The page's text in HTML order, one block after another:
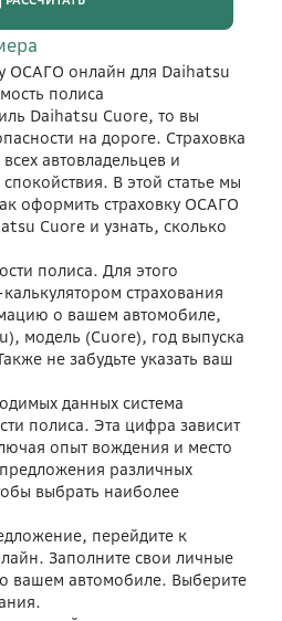
ОСАГО онлайн для Daihatsu
полиса
Daihatsu Cuore, то вы
на дороге. Страховка
автовладельцев и
В этой статье мы
оформить страховку ОСАГО
Cuore и узнать, сколько
полиса. Для этого
страхования
о вашем автомобиле,
модель (Cuore), год выпуска
не забудьте указать ваш
данных система
полиса. Эта цифра зависит
опыт вождения и место
различных
выбрать наиболее
перейдите к
Заполните свои личные
вашем автомобиле. Выберите